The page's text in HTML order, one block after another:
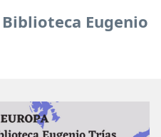
Eugenio